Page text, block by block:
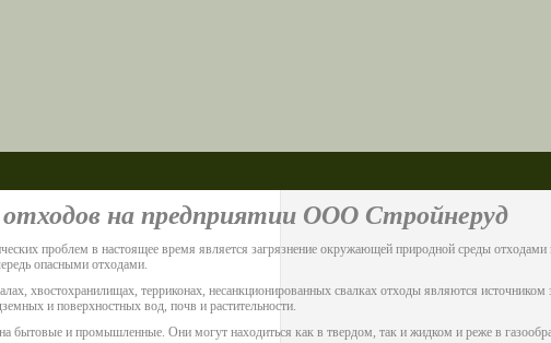
на предприятии ООО Стройнеруд
проблем в настоящее время является загрязнение окружающей природной среды отходами
опасными отходами.
хвостохранилищах, терриконах, несанкционированных свалках отходы являются источником
и поверхностных вод, почв и растительности.
бытовые и промышленные. Они могут находиться как в твердом, так и жидком и реже в